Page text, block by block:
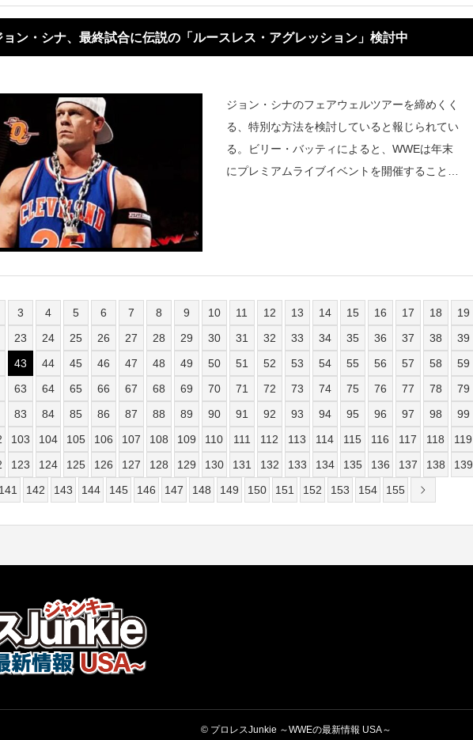
ョン・シナ、最終試合に伝説の「ルースレス・アグレッション」検討中
ジョン・シナのフェアウェルツアーを締めくく
る、特別な方法を検討していると報じられてい
る。ビリー・バッティによると、WWEは年末
にプレミアムライブイベントを開催することを
3 4 5 6 7 8 9 10 11 12 13 14 15 16 17 18
19
23 24 25 26 27 28 29 30 31 32 33 34 35 36 37 38
39
43 44 45 46 47 48 49 50 51 52 53 54 55 56 57 58
59
63 64 65 66 67 68 69 70 71 72 73 74 75 76 77 78
79
83 84 85 86 87 88 89 90 91 92 93 94 95 96 97 98
99
103 104 105 106 107 108 109 110 111 112 113 114 115 116 117 118
119
123 124 125 126 127 128 129 130 131 132 133 134 135 136 137 138
139
141 142 143 144 145 146 147 148 149 150 151 152 153 154 155
© プロレスJunkie ～WWEの最新情報 USA～